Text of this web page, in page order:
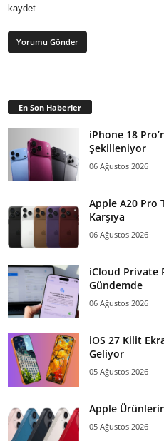
kaydet.
En Son Haberler
iPhone 18
Şekilleniyor
06 Ağustos 2026
Apple A20 Pro
Karşıya
06 Ağustos 2026
iCloud Private
Gündemde
06 Ağustos 2026
iOS 27 Kilit
Geliyor
05 Ağustos 2026
Apple
05 Ağustos 2026